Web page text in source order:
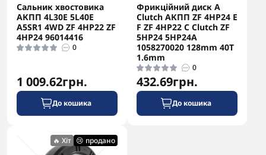
Сальник хвостовика
АКПП 4L30E 5L40E
A5SR1 4WD ZF 4HP22 ZF
4HP24 96014416
0
1 009.62грн.
До кошика
Фрикційний диск A
Clutch АКПП ZF 4HP24 E
F ZF 4HP22 C Clutch ZF
5HP24 5HP24A
1058270020 128mm 40T
1.6mm
0
432.69грн.
До кошика
🔥 Хіт 😢 продано